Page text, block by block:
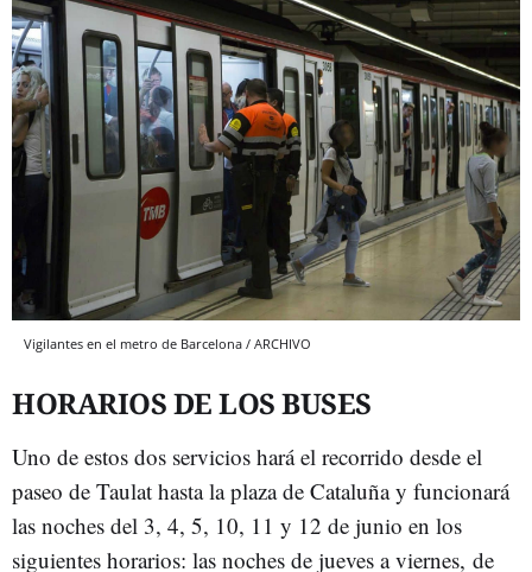
Vigilantes en el metro de Barcelona / ARCHIVO
HORARIOS DE LOS BUSES
Uno de estos dos servicios hará el recorrido desde el
paseo de Taulat hasta la plaza de Cataluña y funcionará
las noches del 3, 4, 5, 10, 11 y 12 de junio en los
siguientes horarios: las noches de jueves a viernes, de